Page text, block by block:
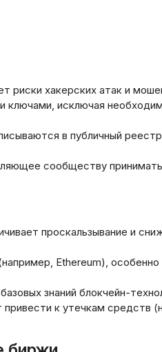
риски хакерских атак и
ключами, исключая
в публичный
сообществу
проскальзывание и
Ethereum),
знаний блокчейн-
к утечкам средств
в необанке
мифы,